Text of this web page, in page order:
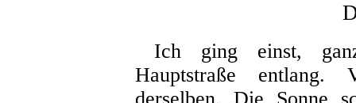
Ich ging einst,
Hauptstraße entlang.